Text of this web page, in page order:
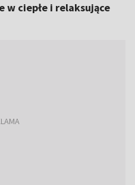
w ciepłe i relaksujące